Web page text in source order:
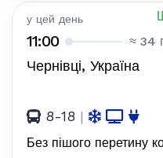
у цей день
11:00 ≈ 34
Чернівці, Україна
8-18 |
Без пішого перетину